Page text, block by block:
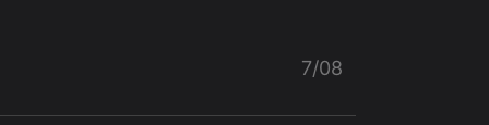
7/08